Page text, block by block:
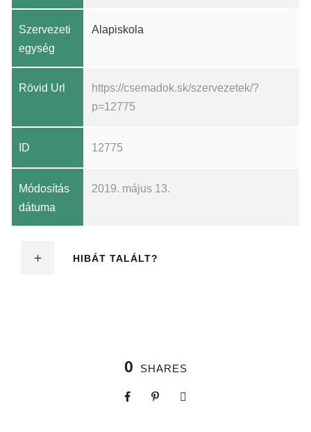
Szervezeti
egység
Alapiskola
Rövid Url
https://csemadok.sk/szervezetek/?
p=12775
ID 12775
Módosítás
dátuma
2019. május 13.
HIBÁT TALÁLT?
0 SHARES